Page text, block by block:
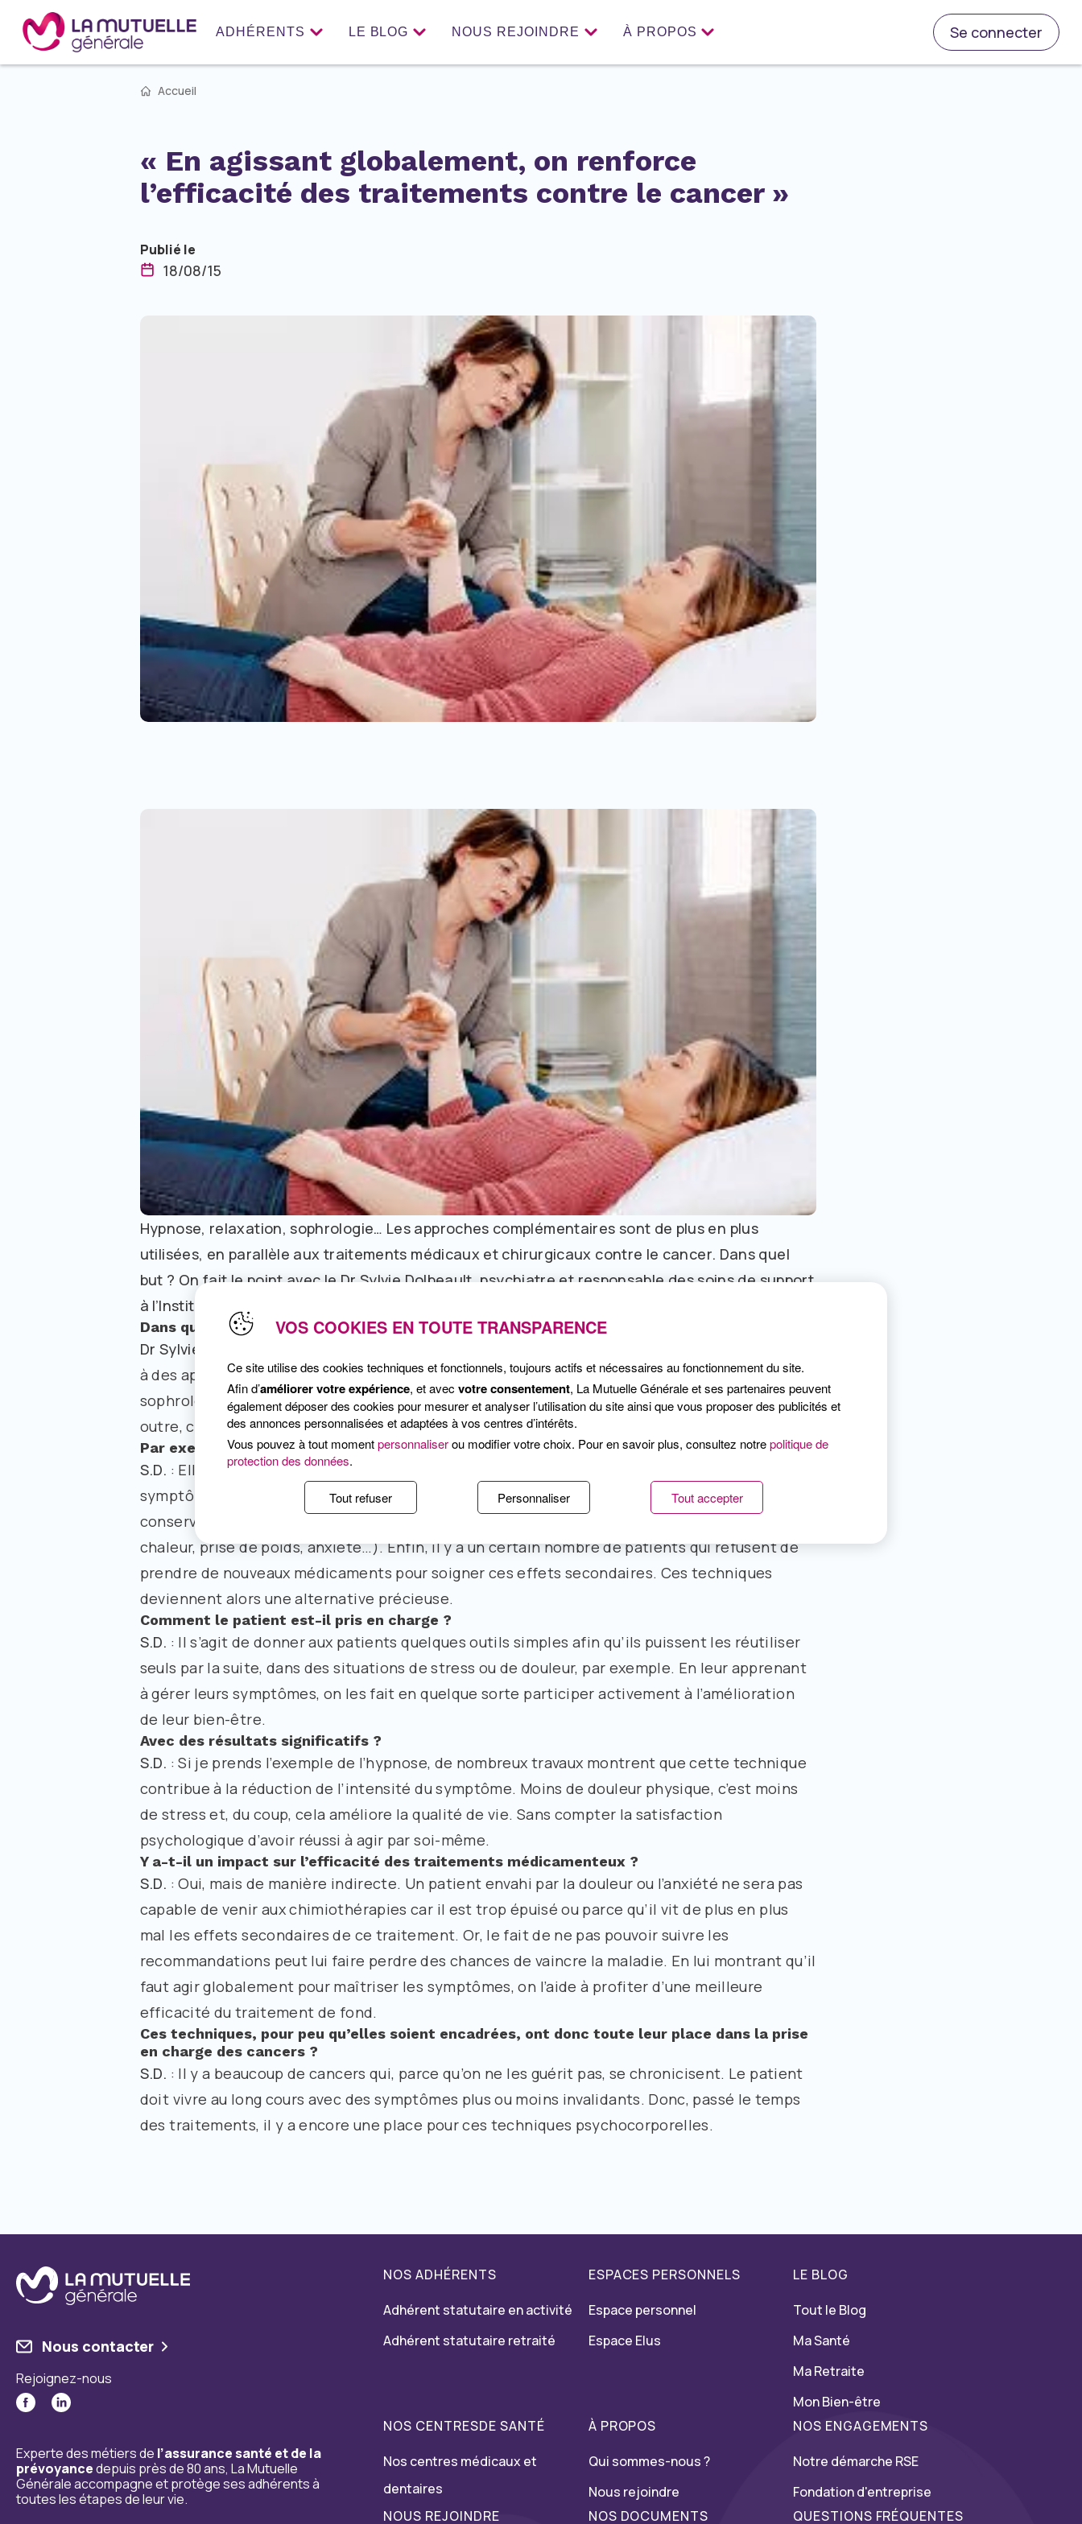
ADHÉRENTS LE BLOG NOUS REJOINDRE À PROPOS Se connecter
Accueil
« En agissant globalement, on renforce
l’efficacité des traitements contre le cancer »
Publié le
18/08/15
Hypnose, relaxation, sophrologie… Les approches complémentaires sont de plus en plus
utilisées, en parallèle aux traitements médicaux et chirurgicaux contre le cancer. Dans quel
but ? On fait le point avec le Dr Sylvie Dolbeault, psychiatre et responsable des soins de support
à l’Institut Curie, à Paris.
Dans quel cadre, avez-vous recours aux techniques complémentaires ?
Dr Sylvie Dolbeault
à des approches psychocorporelles. Mais, et j’insiste sur ce point, ces techniques (hypnose,
sophrologie, relaxation…) ne se substituent pas aux traitements médicaux ou chirurgicaux. En
outre, ces approches répondent à un certain nombre d’indications.
Par exemple ?
S.D. : Elles ne sont pas proposées à tous les patients, mais à ceux qui présentent des
symptômes invalidants liés soit à la maladie soit aux traitements, ou à des personnes qui ont
conservé des séquelles résiduelles qu’on ne parvient pas à contrôler (fatigue, bouffées de
chaleur, prise de poids, anxiété…). Enfin, il y a un certain nombre de patients qui refusent de
prendre de nouveaux médicaments pour soigner ces effets secondaires. Ces techniques
deviennent alors une alternative précieuse.
Comment le patient est-il pris en charge ?
S.D. : Il s’agit de donner aux patients quelques outils simples afin qu’ils puissent les réutiliser
seuls par la suite, dans des situations de stress ou de douleur, par exemple. En leur apprenant
à gérer leurs symptômes, on les fait en quelque sorte participer activement à l’amélioration
de leur bien-être.
Avec des résultats significatifs ?
S.D. : Si je prends l’exemple de l’hypnose, de nombreux travaux montrent que cette technique
contribue à la réduction de l’intensité du symptôme. Moins de douleur physique, c’est moins
de stress et, du coup, cela améliore la qualité de vie. Sans compter la satisfaction
psychologique d’avoir réussi à agir par soi-même.
Y a-t-il un impact sur l’efficacité des traitements médicamenteux ?
S.D. : Oui, mais de manière indirecte. Un patient envahi par la douleur ou l’anxiété ne sera pas
capable de venir aux chimiothérapies car il est trop épuisé ou parce qu’il vit de plus en plus
mal les effets secondaires de ce traitement. Or, le fait de ne pas pouvoir suivre les
recommandations peut lui faire perdre des chances de vaincre la maladie. En lui montrant qu’il
faut agir globalement pour maîtriser les symptômes, on l’aide à profiter d’une meilleure
efficacité du traitement de fond.
Ces techniques, pour peu qu’elles soient encadrées, ont donc toute leur place dans la prise
en charge des cancers ?
S.D. : Il y a beaucoup de cancers qui, parce qu’on ne les guérit pas, se chronicisent. Le patient
doit vivre au long cours avec des symptômes plus ou moins invalidants. Donc, passé le temps
des traitements, il y a encore une place pour ces techniques psychocorporelles.
Nous contacter
Rejoignez-nous
Experte des métiers de l’assurance santé et de la
prévoyancedepuis près de 80 ans, La Mutuelle
Générale accompagne et protège ses adhérents à
toutes les étapes de leur vie.
NOS ADHÉRENTS
Adhérent statutaire en activité
Adhérent statutaire retraité
ESPACES PERSONNELS
Espace personnel
Espace Elus
LE BLOG
Tout le Blog
Ma Santé
Ma Retraite
Mon Bien-être
NOS CENTRESDE SANTÉ
Nos centres médicaux et
dentaires
À PROPOS
Qui sommes-nous ?
Nous rejoindre
NOS ENGAGEMENTS
Notre démarche RSE
Fondation d'entreprise
NOUS REJOINDRE
NOS DOCUMENTS QUESTIONS FRÉQUENTES
VOS COOKIES EN TOUTE TRANSPARENCE
Ce site utilise des cookies techniques et fonctionnels, toujours actifs et nécessaires au fonctionnement du site.
Afin d’améliorer votre expérience, et avec votre consentement, La Mutuelle Générale et ses partenaires peuvent
également déposer des cookies pour mesurer et analyser l’utilisation du site ainsi que vous proposer des publicités et
des annonces personnalisées et adaptées à vos centres d’intérêts.
Vous pouvez à tout momentpersonnaliserou modifier votre choix. Pour en savoir plus, consultez notrepolitique de
protection des données.
Tout accepter
Personnaliser
Tout refuser